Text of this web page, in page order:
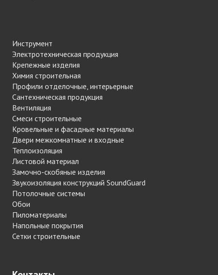
Инструмент
Электротехническая продукция
Крепежные изделия
Химия строительная
Профили отделочные, интерьерные
Сантехническая продукция
Вентиляция
Смеси строительные
Кровельные и фасадные материалы
Двери межкомнатные и входные
Теплоизоляция
Листовой материал
Замочно-скобяные изделия
Звукоизоляция конструкций SoundGuard
Потолочные системы
Обои
Пиломатериалы
Напольные покрытия
Сетки строительные